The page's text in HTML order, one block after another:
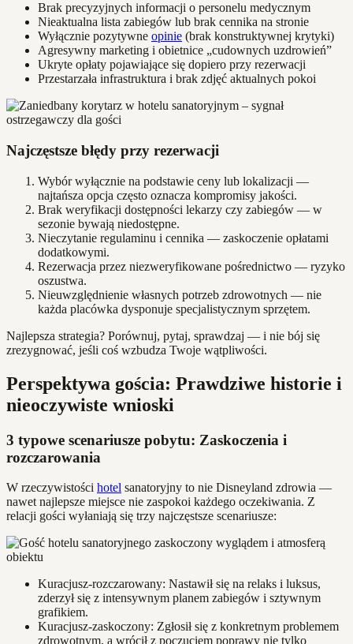
Brak precyzyjnych informacji o personelu medycznym
Nieaktualna lista zabiegów lub brak cennika na stronie
Wyłącznie pozytywne opinie (brak konstruktywnej krytyki)
Agresywny marketing i obietnice „cudownych uzdrowień”
Ukryte opłaty pojawiające się dopiero przy rezerwacji
Przestarzała infrastruktura i brak zdjęć aktualnych pokoi
Najczęstsze błędy przy rezerwacji
Wybór wyłącznie na podstawie ceny lub lokalizacji —
najtańsza opcja często oznacza kompromisy jakości.
Brak weryfikacji dostępności lekarzy czy zabiegów — w
sezonie bywają niedostępne.
Nieczytanie regulaminu i cennika — zaskoczenie opłatami
dodatkowymi.
Rezerwacja przez niezweryfikowane pośrednictwo — ryzyko
oszustwa.
Nieuwzględnienie własnych potrzeb zdrowotnych — nie
każda placówka dysponuje specjalistycznym sprzętem.
Najlepsza strategia? Porównuj, pytaj, sprawdzaj — i nie bój się
zrezygnować, jeśli coś wzbudza Twoje wątpliwości.
Perspektywa gościa: Prawdziwe historie i
nieoczywiste wnioski
3 typowe scenariusze pobytu: Zaskoczenia i
rozczarowania
W rzeczywistości hotel sanatoryjny to nie Disneyland zdrowia —
nawet najlepsze miejsce nie zaspokoi każdego oczekiwania. Z
relacji gości wyłaniają się trzy najczęstsze scenariusze:
Kuracjusz-rozczarowany: Nastawił się na relaks i luksus,
zderzył się z intensywnym planem zabiegów i sztywnym
grafikiem.
Kuracjusz-zaskoczony: Zgłosił się z konkretnym problemem
zdrowotnym, a wrócił z poczuciem poprawy nie tylko